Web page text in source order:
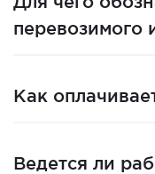
перевозимого
Как
Ведется ли